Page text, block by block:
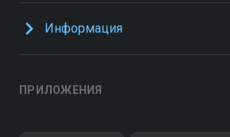
Информация
ПРИЛОЖЕНИЯ